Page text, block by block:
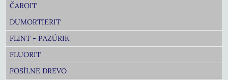
ČAROIT
DUMORTIERIT
FLINT - PAZÚRIK
FLUORIT
FOSÍLNE DREVO